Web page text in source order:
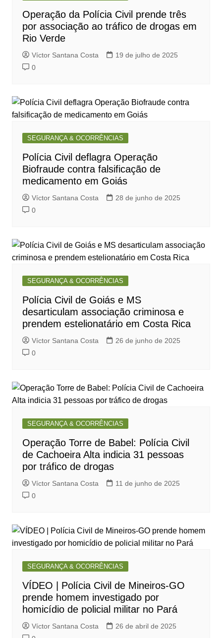
Operação da Polícia Civil prende três
por associação ao tráfico de drogas em
Rio Verde
Víctor Santana Costa
19 de julho de 2025
0
SEGURANÇA & OCORRÊNCIAS
Polícia Civil deflagra Operação
Biofraude contra falsificação de
medicamento em Goiás
Víctor Santana Costa
28 de junho de 2025
0
SEGURANÇA & OCORRÊNCIAS
Polícia Civil de Goiás e MS
desarticulam associação criminosa e
prendem estelionatário em Costa Rica
Víctor Santana Costa
26 de junho de 2025
0
SEGURANÇA & OCORRÊNCIAS
Operação Torre de Babel: Polícia Civil
de Cachoeira Alta indicia 31 pessoas
por tráfico de drogas
Víctor Santana Costa
11 de junho de 2025
0
SEGURANÇA & OCORRÊNCIAS
VÍDEO | Polícia Civil de Mineiros-GO
prende homem investigado por
homicídio de policial militar no Pará
Víctor Santana Costa
26 de abril de 2025